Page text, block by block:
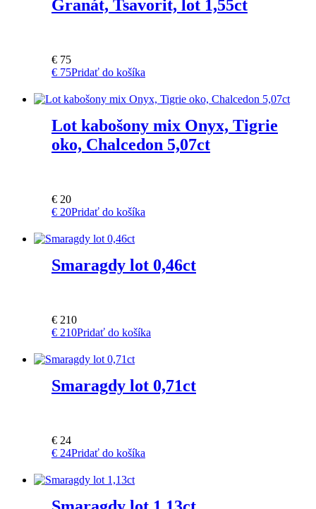
Granát, Tsavorit, lot 1,55ct
€ 75
€ 75Pridať do košíka
Lot kabošony mix Onyx, Tigrie
oko, Chalcedon 5,07ct
€ 20
€ 20Pridať do košíka
Smaragdy lot 0,46ct
€ 210
€ 210Pridať do košíka
Smaragdy lot 0,71ct
€ 24
€ 24Pridať do košíka